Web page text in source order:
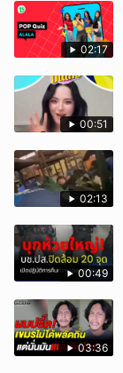
02:17
00:51
02:13
00:49
03:36